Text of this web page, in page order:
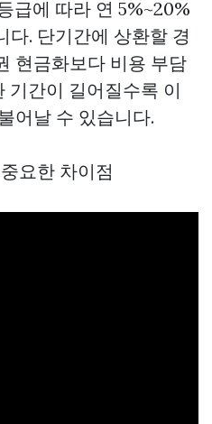
급에 따라 연 5%~20%
다. 단기간에 상환할 경
현금화보다 비용 부담
기간이 길어질수록 이
어날 수 있습니다.
요한 차이점